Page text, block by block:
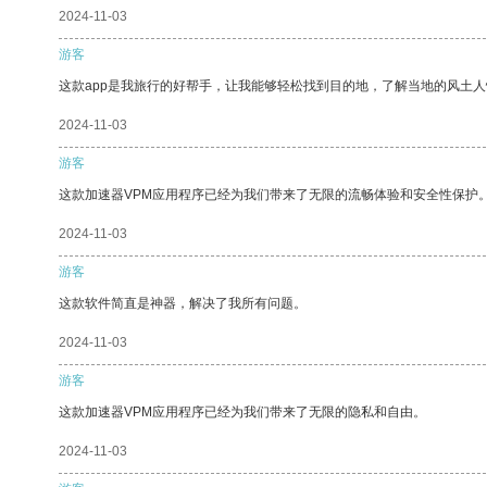
2024-11-03
游客
这款app是我旅行的好帮手，让我能够轻松找到目的地，了解当地的风土
2024-11-03
游客
这款加速器VPM应用程序已经为我们带来了无限的流畅体验和安全性保护
2024-11-03
游客
这款软件简直是神器，解决了我所有问题。
2024-11-03
游客
这款加速器VPM应用程序已经为我们带来了无限的隐私和自由。
2024-11-03